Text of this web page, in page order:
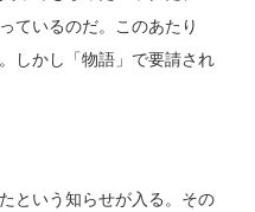
ているのだ。このあたり
しかし「物語」で要請され
という知らせが入る。その